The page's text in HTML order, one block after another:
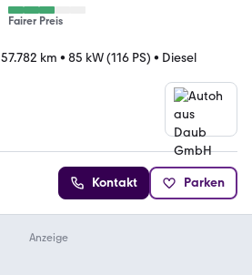
Fairer Preis
57.782 km • 85 kW (116 PS) • Diesel
Kontakt Parken